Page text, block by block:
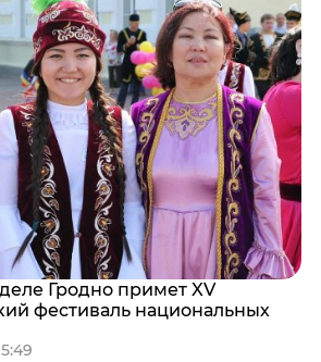
Гродно примет XV
фестиваль национальных